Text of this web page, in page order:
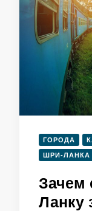
ГОРОДА
ШРИ-ЛАНКА
Зачем
Ланку